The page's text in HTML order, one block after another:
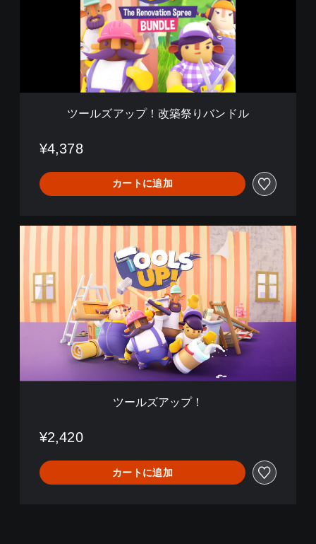
り
ツールズアップ！改築祭りバンドル
¥4,378
カートに追加
！
ツールズアップ！
¥2,420
カートに追加